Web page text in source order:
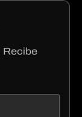
Recibe